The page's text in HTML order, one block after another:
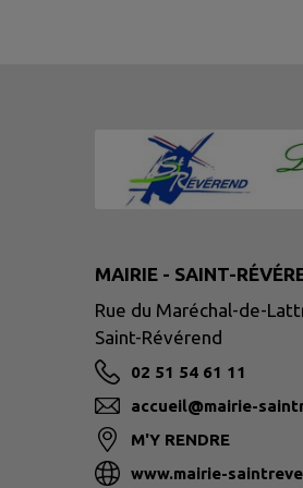
MAIRIE - SAINT-
Rue du Maréchal-de-
Saint-Révérend
02 51 54 61 11
accueil@mairie-
M'Y RENDRE
www.mairie-